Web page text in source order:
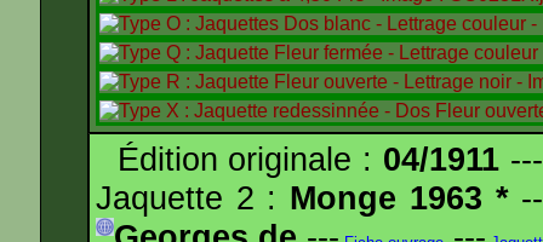
Édition originale : 04/1911
Jaquette 2 : Monge 1963 *